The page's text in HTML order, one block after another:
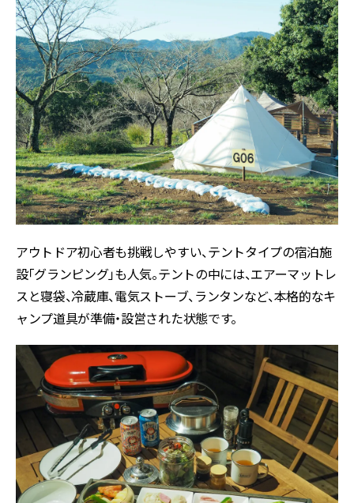
アウトドア初心者も挑戦しやすい、テントタイプの宿泊施
設「グランピング」も人気。テントの中には、エアーマットレ
スと寝袋、冷蔵庫、電気ストーブ、ランタンなど、本格的なキ
ャンプ道具が準備・設営された状態です。